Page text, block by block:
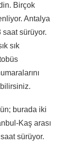
Birçok
Antalya
saat sürüyor.
sık
burada iki
Kaş arası
sürüyor.